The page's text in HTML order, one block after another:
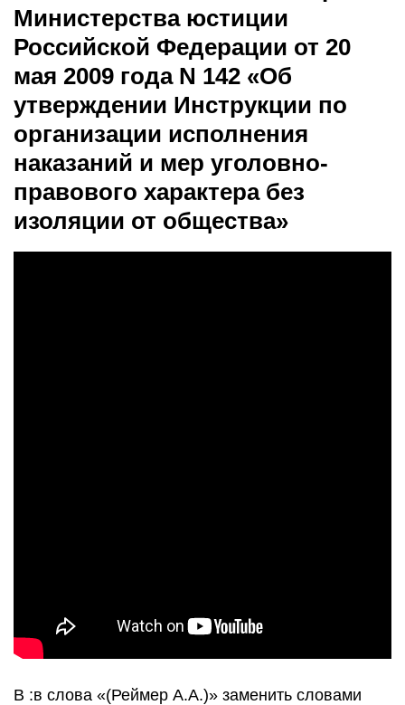
Министерства юстиции
Российской Федерации от 20
мая 2009 года N 142 «Об
утверждении Инструкции по
организации исполнения
наказаний и мер уголовно-
правового характера без
изоляции от общества»
В :в слова «(Реймер А.А.)» заменить словами